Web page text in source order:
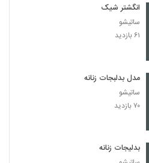
انگشتر شیک
ساتیشو
۶۱ بازدید
مدل بدلبجات زنانه
ساتیشو
۷۰ بازدید
بدلیجات زنانه